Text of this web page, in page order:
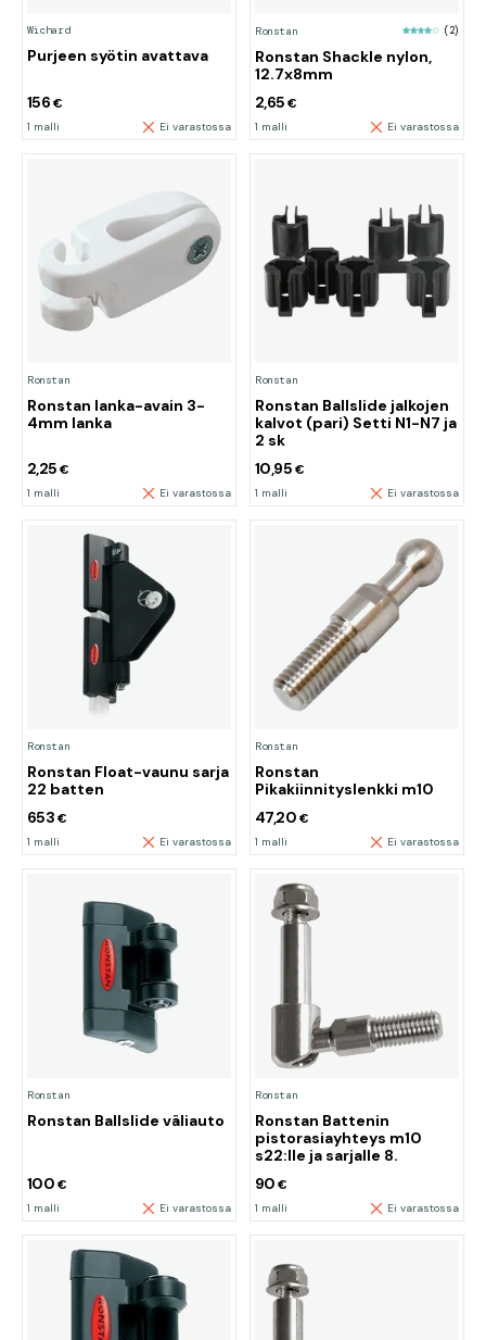
Wichard
Purjeen syötin avattava
156 €
1 malli Ei varastossa
Ronstan (2)
Ronstan Shackle nylon,
12.7x8mm
2,65€
1 malli Ei varastossa
Ronstan
Ronstan lanka-avain 3-
4mm lanka
2,25€
1 malli Ei varastossa
Ronstan
Ronstan Ballslide jalkojen
kalvot (pari) Setti N1-N7 ja
2 sk
10,95 €
1 malli Ei varastossa
Ronstan
Ronstan Float-vaunu sarja
22 batten
653 €
1 malli Ei varastossa
Ronstan
Ronstan
Pikakiinnityslenkki m10
47,20 €
1 malli Ei varastossa
Ronstan
Ronstan Ballslide väliauto
100 €
1 malli Ei varastossa
Ronstan
Ronstan Battenin
pistorasiayhteys m10
s22:lle ja sarjalle 8.
90€
1 malli Ei varastossa